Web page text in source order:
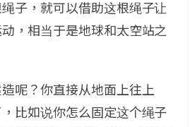
子，就可以借助这根绳子让
，相当于是地球和太空站之
呢？你直接从地面上往上
比如说你怎么固定这个绳子